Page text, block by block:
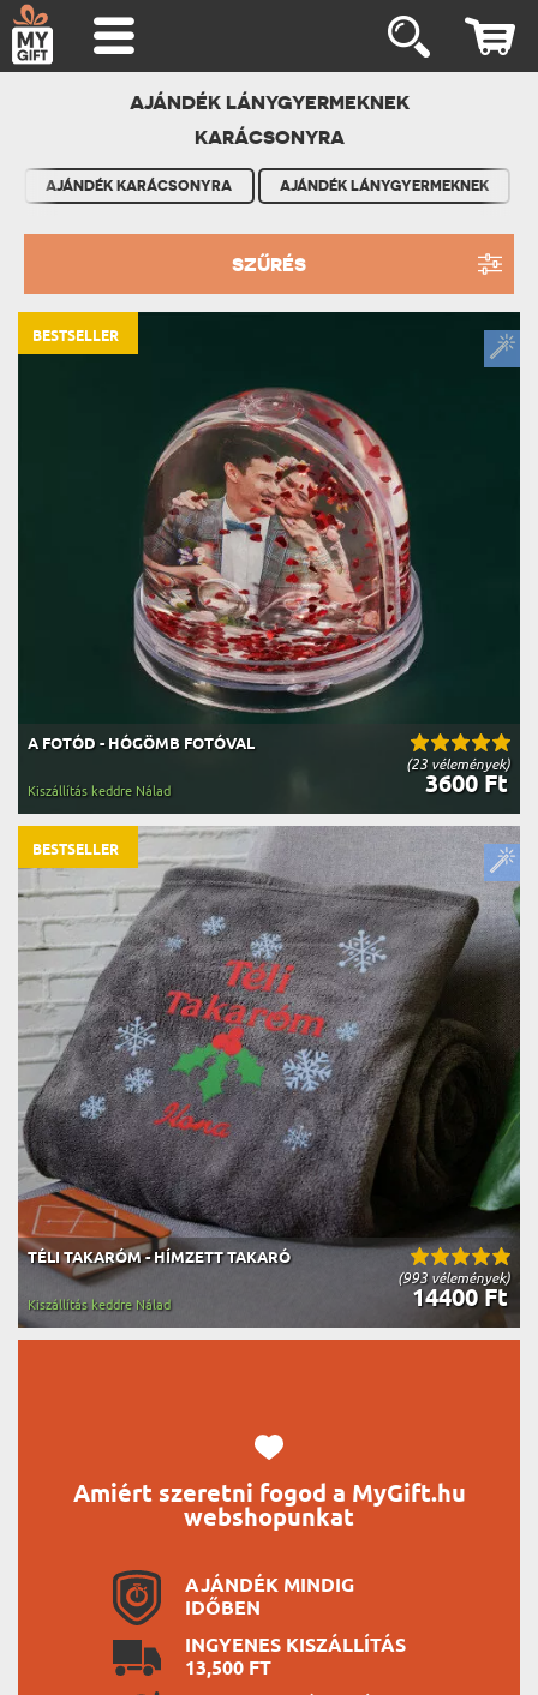
AJÁNDÉK LÁNYGYERMEKNEK
KARÁCSONYRA
AJÁNDÉK KARÁCSONYRA AJÁNDÉK LÁNYGYERMEKNEK
SZŰRÉS
(23 vélemények)
A FOTÓD - HÓGÖMB FOTÓVAL
3600 Ft
Kiszállítás keddre Nálad
BESTSELLER
(993 vélemények)
TÉLI TAKARÓM - HÍMZETT TAKARÓ
14400 Ft
Kiszállítás keddre Nálad
BESTSELLER
Amiért szeretni fogod a MyGift.hu
webshopunkat
AJÁNDÉK MINDIG
IDŐBEN
INGYENES KISZÁLLÍTÁS
13,500 FT